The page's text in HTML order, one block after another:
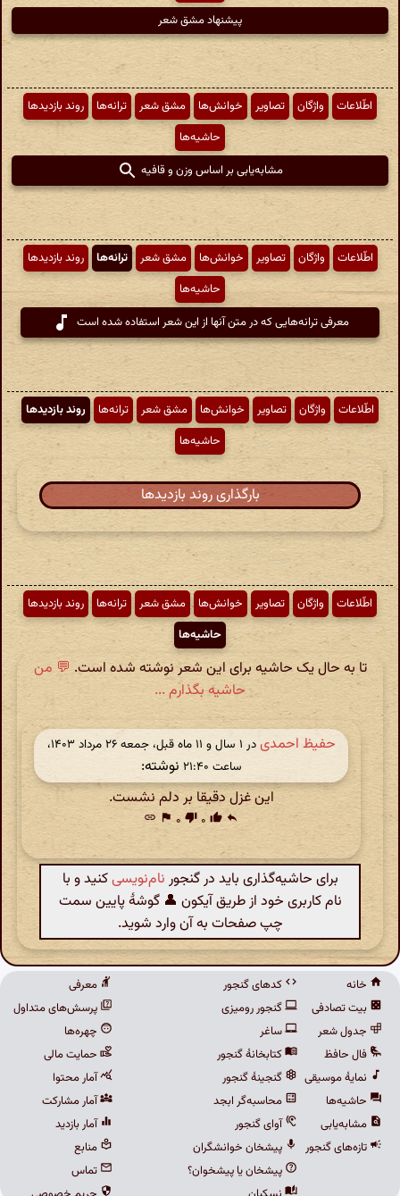
پیشنهاد مشق شعر
اطّلاعات واژگان تصاویر خوانش‌ها مشق شعر ترانه‌ها
روند بازدیدها
حاشیه‌ها
مشابه‌یابی بر اساس وزن و قافیه
اطّلاعات واژگان تصاویر خوانش‌ها مشق شعر ترانه‌ها
روند بازدیدها
حاشیه‌ها
معرفی ترانه‌هایی که در متن آنها از این شعر استفاده شده است
اطّلاعات واژگان تصاویر خوانش‌ها مشق شعر ترانه‌ها
روند بازدیدها
حاشیه‌ها
بارگذاری روند بازدیدها
اطّلاعات واژگان تصاویر خوانش‌ها مشق شعر ترانه‌ها
روند بازدیدها
حاشیه‌ها
تا به حال یک حاشیه برای این شعر نوشته شده است. 💬 من
حاشیه بگذارم ...
حفیظ احمدی
در ‫۱ سال و ۱۱ ماه قبل، جمعه ۲۶ مرداد ۱۴۰۳،
ساعت ۲۱:۴۰
نوشته:
این غزل دقیقا بر دلم نشست.
reply
thumb_up ۰ thumb_down ۰ flag
link
برای حاشیه‌گذاری باید در گنجور نام‌نویسیکنید و با
نام کاربری خود از طریق آیکون 👤 گوشهٔ پایین سمت
چپ صفحات به آن وارد شوید.
خانه
بیت تصادفی
جدول شعر
فال حافظ
نمایهٔ موسیقی
حاشیه‌ها
مشابه‌یابی
تازه‌های گنجور
کدهای گنجور
گنجور رومیزی
ساغر
کتابخانهٔ گنجور
گنجینهٔ گنجور
محاسبه‌گر ابجد
آوای گنجور
پیشخان خوانشگران
پیشخان یا پیشخوان؟
معرفی
پرسش‌های متداول
چهره‌ها
حمایت مالی
آمار محتوا
آمار مشارکت
آمار بازدید
منابع
تماس